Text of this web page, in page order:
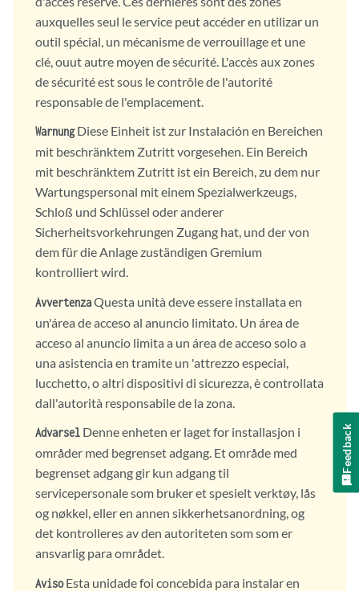
auxquelles seul le service peut accéder en utilizar un
outil spécial, un mécanisme de verrouillage et une
clé, ouut autre moyen de sécurité. L'accès aux zones
de sécurité est sous le contrôle de l'autorité
responsable de l'emplacement.
WarnungDiese Einheit ist zur Instalación en Bereichen
mit beschränktem Zutritt vorgesehen. Ein Bereich
mit beschränktem Zutritt ist ein Bereich, zu dem nur
Wartungspersonal mit einem Spezialwerkzeugs,
Schloß und Schlüssel oder anderer
Sicherheitsvorkehrungen Zugang hat, und der von
dem für die Anlage zuständigen Gremium
kontrolliert wird.
AvvertenzaQuesta unità deve essere installata en
un'área de acceso al anuncio limitato. Un área de
acceso al anuncio limita a un área de acceso solo a
una asistencia en tramite un 'attrezzo especial,
lucchetto, o altri dispositivi di sicurezza, è controllata
dall'autorità responsabile de la zona.
Advarsel Denne enheten er laget for installasjon i
områder med begrenset adgang. Et område med
begrenset adgang gir kun adgang til
servicepersonale som bruker et spesielt verktøy, lås
og nøkkel, eller en annen sikkerhetsanordning, og
det kontrolleres av den autoriteten som som er
ansvarlig para området.
AvisoEsta unidade foi concebida para instalar en
Feedback